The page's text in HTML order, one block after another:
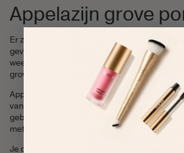
Appelazijn grove
Er zijn ook volop natuurlijke producten die je
gevrijwaard te houden van grove poriën of
weer in de juiste vorm te krijgen. Eén daarvan
grove poriën aan te brengen.
Appelazijn maakt je huid strakker en
van poriën. Appelazijn gaat irritatie tegen en is
gebruik op de onzuivere huid. Je mengt twee
met precies evenveel water.
Je dept vervolgens een watje in het mengsel